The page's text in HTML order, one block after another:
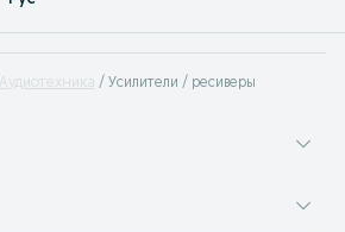
Аудиотехника Усилители / ресиверы